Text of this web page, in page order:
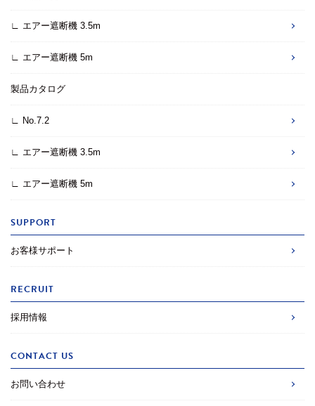
∟ エアー遮断機 3.5m
∟ エアー遮断機 5m
製品カタログ
∟ No.7.2
∟ エアー遮断機 3.5m
∟ エアー遮断機 5m
SUPPORT
お客様サポート
RECRUIT
採用情報
CONTACT US
お問い合わせ